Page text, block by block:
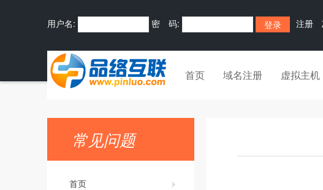
用户名: 密 码: 注册
首页 域名注册 虚拟主机
常见问题
首页